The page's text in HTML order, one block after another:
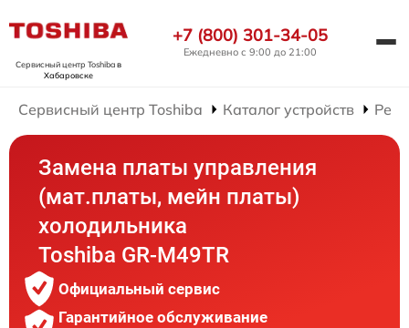
Сервисный центр Toshibaв
Хабаровске
+7 (800) 301-34-05
Ежедневно с 9:00 до 21:00
Сервисный центр Toshiba Каталог устройств
Замена платы управления
(мат.платы, мейн платы)
холодильника
Toshiba GR-M49TR
Официальный сервис
Гарантийное обслуживание